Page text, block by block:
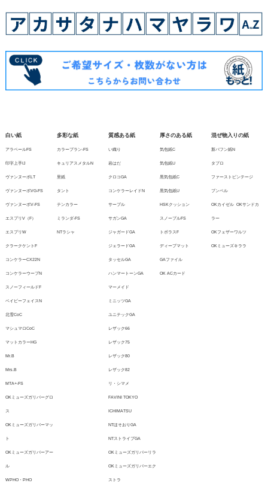
白い紙
アラベールFS
印字上手IJ
ヴァンヌーボLT
ヴァンヌーボVG-FS
ヴァンヌーボV-FS
エスプリV（F）
エスプリW
クラークケントF
コンケラーCX22N
コンケラーウーブN
スノーフィールドF
ベイビーフェイスN
北雪CoC
マシュマロCoC
マットカラーHG
Mr.B
Mrs.B
MTA+-FS
OKミューズガリバーグロ
ス
OKミューズガリバーマッ
ト
OKミューズガリバーアー
ル
WPHO・PHO
多彩な紙
カラープラン-FS
キュリアスメタルN
里紙
タント
テンカラー
ミランダ-FS
NTラシャ
質感ある紙
い織り
岩はだ
クロコGA
コンケラーレイドN
サーブル
サガンGA
ジャガードGA
ジェラードGA
タッセルGA
ハンマートーンGA
マーメイド
ミニッツGA
ユニテックGA
レザック66
レザック75
レザック80
レザック82
リ・シマメ
FAVINI TOKYO
ICHIMATSU
NTほそおりGA
NTストライプGA
OKミューズガリバーリラ
OKミューズガリバーエク
ストラ
厚さのある紙
気包紙C
気包紙U
黒気包紙C
黒気包紙U
HSKクッション
スノーブルFS
トポラスF
ディープマット
GAファイル
OK ACカード
混ぜ物入りの紙
新バフン紙N
タブロ
ファーストビンテージ
ブンペル
OKカイゼル OKサンドカ
ラー
OKフェザーワルツ
OKミューズキララ